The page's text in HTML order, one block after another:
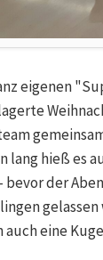
eigenen
lang hieß es
bevor der
auch eine